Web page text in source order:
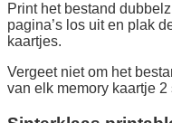
Print het bestand
pagina’s los uit en plak
kaartjes.
Vergeet niet om het
van elk memory kaartje 2